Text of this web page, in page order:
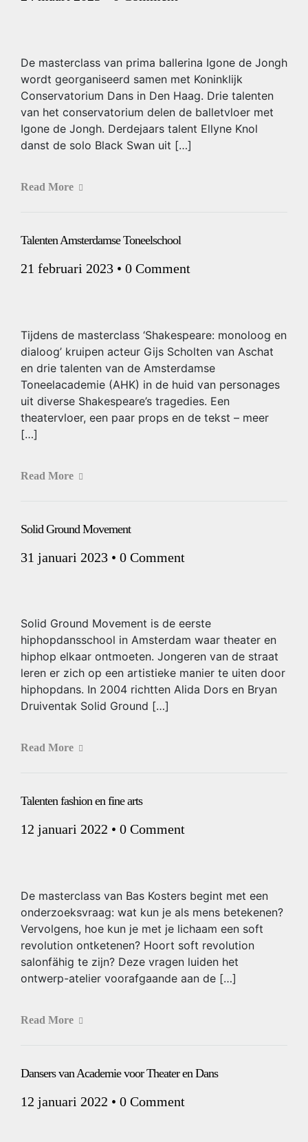
De masterclass van prima ballerina Igone de Jongh
wordt georganiseerd samen met Koninklijk
Conservatorium Dans in Den Haag. Drie talenten
van het conservatorium delen de balletvloer met
Igone de Jongh. Derdejaars talent Ellyne Knol
danst de solo Black Swan uit […]
Read More
Talenten Amsterdamse Toneelschool
21 februari 2023 • 0 Comment
Tijdens de masterclass ‘Shakespeare: monoloog en
dialoog’ kruipen acteur Gijs Scholten van Aschat
en drie talenten van de Amsterdamse
Toneelacademie (AHK) in de huid van personages
uit diverse Shakespeare’s tragedies. Een
theatervloer, een paar props en de tekst – meer
[…]
Read More
Solid Ground Movement
31 januari 2023 • 0 Comment
Solid Ground Movement is de eerste
hiphopdansschool in Amsterdam waar theater en
hiphop elkaar ontmoeten. Jongeren van de straat
leren er zich op een artistieke manier te uiten door
hiphopdans. In 2004 richtten Alida Dors en Bryan
Druiventak Solid Ground […]
Read More
Talenten fashion en fine arts
12 januari 2022 • 0 Comment
De masterclass van Bas Kosters begint met een
onderzoeksvraag: wat kun je als mens betekenen?
Vervolgens, hoe kun je met je lichaam een soft
revolution ontketenen? Hoort soft revolution
salonfähig te zijn? Deze vragen luiden het
ontwerp-atelier voorafgaande aan de […]
Read More
Dansers van Academie voor Theater en Dans
12 januari 2022 • 0 Comment